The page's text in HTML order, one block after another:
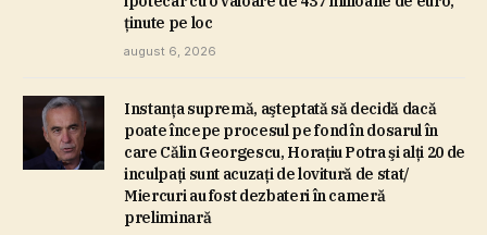
ţinute pe loc
august 6, 2026
Instanţa supremă, aşteptată să decidă dacă
poate începe procesul pe fond în dosarul în
care Călin Georgescu, Horaţiu Potra şi alţi 20 de
inculpaţi sunt acuzaţi de lovitură de stat/
Miercuri au fost dezbateri în cameră
preliminară